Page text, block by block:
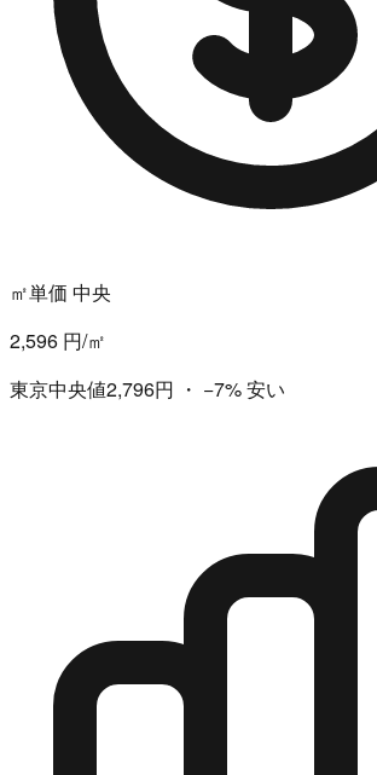
㎡単価 中央
2,596 円/㎡
東京中央値2,796円 ・ −7%安い